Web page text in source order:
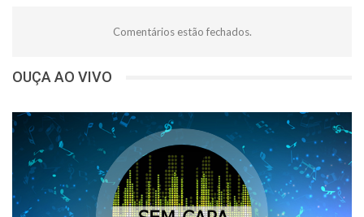
Comentários estão fechados.
OUÇA AO VIVO